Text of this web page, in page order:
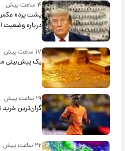
۴ ساعت پیش
پشت پرده عکس
درباره
۱۷ ساعت پیش
یک پیش‌بینی
۱۹ ساعت پیش
گران‌ترین خرید
۲۲ ساعت پیش